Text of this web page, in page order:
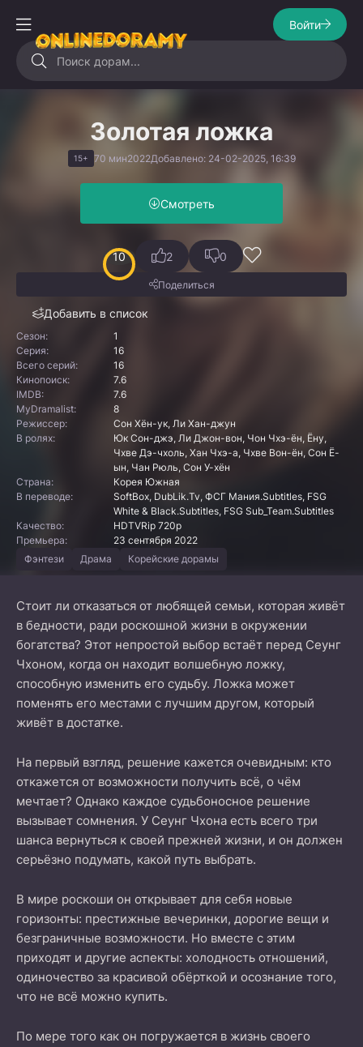
Войти
Золотая ложка
15+ 70 мин2022Добавлено: 24-02-2025, 16:39
Смотреть
10
Добавить в список
2 0
Поделиться
Сезон:
1
Серия:
16
Всего серий:
16
Кинопоиск:
7.6
IMDB:
7.6
MyDramalist:
8
Режиссер:
Сон Хён-ук, Ли Хан-джун
В ролях:
Юк Сон-джэ, Ли Джон-вон, Чон Чхэ-ён, Ёну,
Чхве Дэ-чхоль, Хан Чхэ-а, Чхве Вон-ён, Сон Ё-
ын, Чан Рюль, Сон У-хён
Страна:
Корея Южная
В переводе:
SoftBox, DubLik.Tv, ФСГ Мания.Subtitles, FSG
White & Black.Subtitles, FSG Sub_Team.Subtitles
Качество:
HDTVRip 720p
Премьера:
23 сентября 2022
Фэнтези
Драма Корейские дорамы
Стоит ли отказаться от любящей семьи, которая живёт
в бедности, ради роскошной жизни в окружении
богатства? Этот непростой выбор встаёт перед Сеунг
Чхоном, когда он находит волшебную ложку,
способную изменить его судьбу. Ложка может
поменять его местами с лучшим другом, который
живёт в достатке.
На первый взгляд, решение кажется очевидным: кто
откажется от возможности получить всё, о чём
мечтает? Однако каждое судьбоносное решение
вызывает сомнения. У Сеунг Чхона есть всего три
шанса вернуться к своей прежней жизни, и он должен
серьёзно подумать, какой путь выбрать.
В мире роскоши он открывает для себя новые
горизонты: престижные вечеринки, дорогие вещи и
безграничные возможности. Но вместе с этим
приходят и другие аспекты: холодность отношений,
одиночество за красивой обёрткой и осознание того,
что не всё можно купить.
По мере того как он погружается в жизнь своего